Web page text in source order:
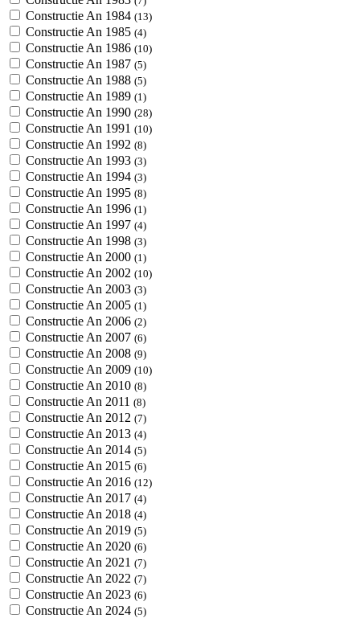
Constructie An 1984 (13)
Constructie An 1985 (4)
Constructie An 1986 (10)
Constructie An 1987 (5)
Constructie An 1988 (5)
Constructie An 1989 (1)
Constructie An 1990 (28)
Constructie An 1991 (10)
Constructie An 1992 (8)
Constructie An 1993 (3)
Constructie An 1994 (3)
Constructie An 1995 (8)
Constructie An 1996 (1)
Constructie An 1997 (4)
Constructie An 1998 (3)
Constructie An 2000 (1)
Constructie An 2002 (10)
Constructie An 2003 (3)
Constructie An 2005 (1)
Constructie An 2006 (2)
Constructie An 2007 (6)
Constructie An 2008 (9)
Constructie An 2009 (10)
Constructie An 2010 (8)
Constructie An 2011 (8)
Constructie An 2012 (7)
Constructie An 2013 (4)
Constructie An 2014 (5)
Constructie An 2015 (6)
Constructie An 2016 (12)
Constructie An 2017 (4)
Constructie An 2018 (4)
Constructie An 2019 (5)
Constructie An 2020 (6)
Constructie An 2021 (7)
Constructie An 2022 (7)
Constructie An 2023 (6)
Constructie An 2024 (5)